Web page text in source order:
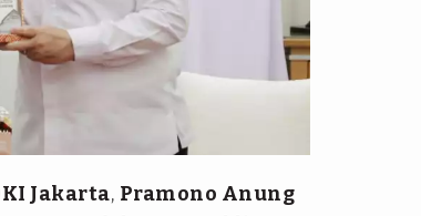
Jakarta, Pramono Anung